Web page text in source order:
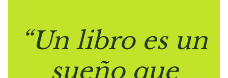
“Un libro es un
sueño que